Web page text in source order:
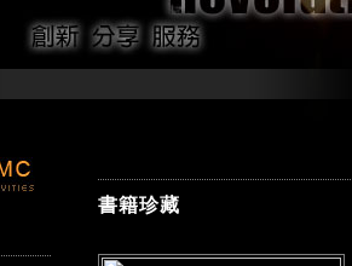
書籍珍藏